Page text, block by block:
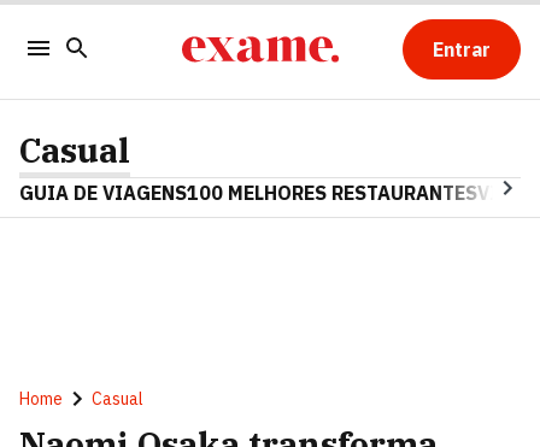
Entrar
Casual
GUIA DE VIAGENS100 MELHORES RESTAURANTES
Home Casual